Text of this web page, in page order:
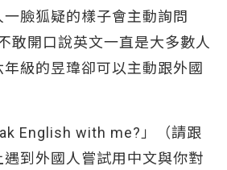
臉狐疑的樣子會主動詢問
敢開口說英文一直是大多數人
級的昱瑋卻可以主動跟外國
English with me?」（請跟
到外國人嘗試用中文與你對